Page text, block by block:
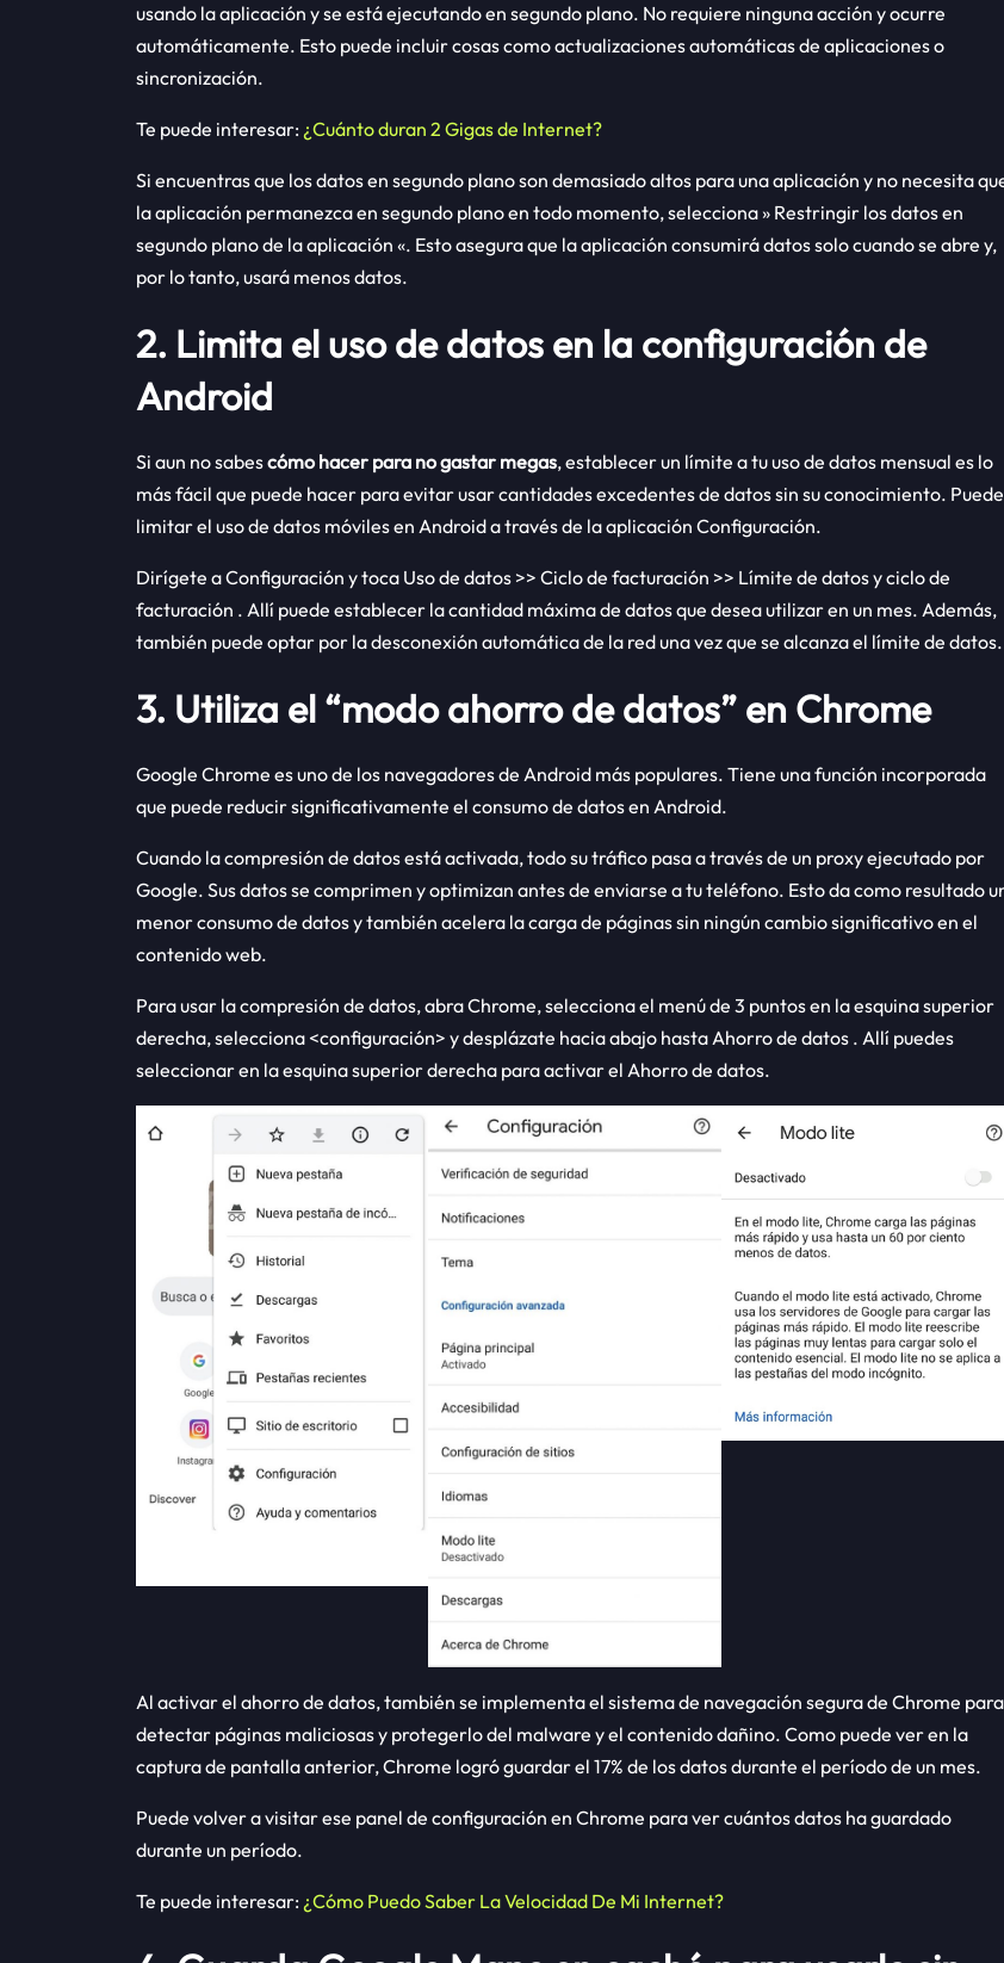
usando la aplicación y se está ejecutando en segundo plano. No requiere ninguna acción y ocurre
automáticamente. Esto puede incluir cosas como actualizaciones automáticas de aplicaciones o
sincronización.
Te puede interesar: ¿Cuánto duran 2 Gigas de Internet?
Si encuentras que los datos en segundo plano son demasiado altos para una aplicación y no necesita
la aplicación permanezca en segundo plano en todo momento, selecciona » Restringir los datos en
segundo plano de la aplicación «. Esto asegura que la aplicación consumirá datos solo cuando se abre y,
por lo tanto, usará menos datos.
2. Limita el uso de datos en la configuración de
Android
Si aun no sabescómo hacer para no gastar megas, establecer un límite a tu uso de datos mensual es lo
más fácil que puede hacer para evitar usar cantidades excedentes de datos sin su conocimiento. Puede
limitar el uso de datos móviles en Android a través de la aplicación Configuración.
Dirígete a Configuración y toca Uso de datos >> Ciclo de facturación >> Límite de datos y ciclo de
facturación . Allí puede establecer la cantidad máxima de datos que desea utilizar en un mes. Además,
también puede optar por la desconexión automática de la red una vez que se alcanza el límite de datos.
3. Utiliza el “modo ahorro de datos” en Chrome
Google Chrome es uno de los navegadores de Android más populares. Tiene una función incorporada
que puede reducir significativamente el consumo de datos en Android.
Cuando la compresión de datos está activada, todo su tráfico pasa a través de un proxy ejecutado por
Google. Sus datos se comprimen y optimizan antes de enviarse a tu teléfono. Esto da como resultado
menor consumo de datos y también acelera la carga de páginas sin ningún cambio significativo en el
contenido web.
Para usar la compresión de datos, abra Chrome, selecciona el menú de 3 puntos en la esquina superior
derecha, selecciona <configuración> y desplázate hacia abajo hasta Ahorro de datos . Allí puedes
seleccionar en la esquina superior derecha para activar el Ahorro de datos.
Al activar el ahorro de datos, también se implementa el sistema de navegación segura de Chrome para
detectar páginas maliciosas y protegerlo del malware y el contenido dañino. Como puede ver en la
captura de pantalla anterior, Chrome logró guardar el 17% de los datos durante el período de un mes.
Puede volver a visitar ese panel de configuración en Chrome para ver cuántos datos ha guardado
durante un período.
Te puede interesar: ¿Cómo Puedo Saber La Velocidad De Mi Internet?